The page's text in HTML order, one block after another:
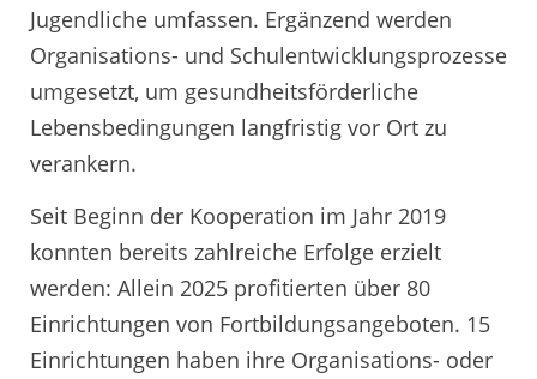
Jugendliche umfassen. Ergänzend werden
Organisations- und Schulentwicklungsprozesse
umgesetzt, um gesundheitsförderliche
Lebensbedingungen langfristig vor Ort zu
verankern.
Seit Beginn der Kooperation im Jahr 2019
konnten bereits zahlreiche Erfolge erzielt
werden: Allein 2025 profitierten über 80
Einrichtungen von Fortbildungsangeboten. 15
Einrichtungen haben ihre Organisations- oder